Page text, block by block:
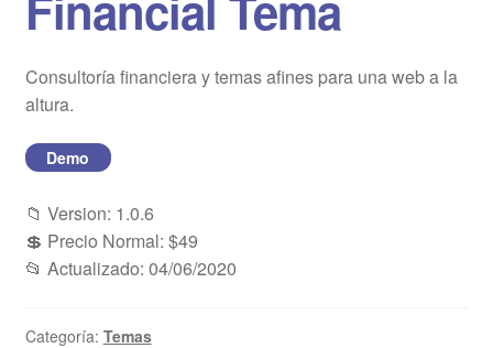
Blog
Mi cuenta
Consultoría financiera y temas afines para una web a la
altura.
Demo
📁 Version: 1.0.6
💲 Precio Normal: $49
📂 Actualizado: 04/06/2020
Categoría: Temas